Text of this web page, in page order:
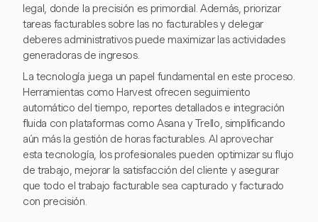
legal, donde la precisión es primordial. Además, priorizar
tareas facturables sobre las no facturables y delegar
deberes administrativos puede maximizar las actividades
generadoras de ingresos.
La tecnología juega un papel fundamental en este proceso.
Herramientas como Harvest ofrecen seguimiento
automático del tiempo, reportes detallados e integración
fluida con plataformas como Asana y Trello, simplificando
aún más la gestión de horas facturables. Al aprovechar
esta tecnología, los profesionales pueden optimizar su flujo
de trabajo, mejorar la satisfacción del cliente y asegurar
que todo el trabajo facturable sea capturado y facturado
con precisión.